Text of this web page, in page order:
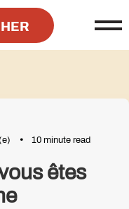
10 minute read
êtes